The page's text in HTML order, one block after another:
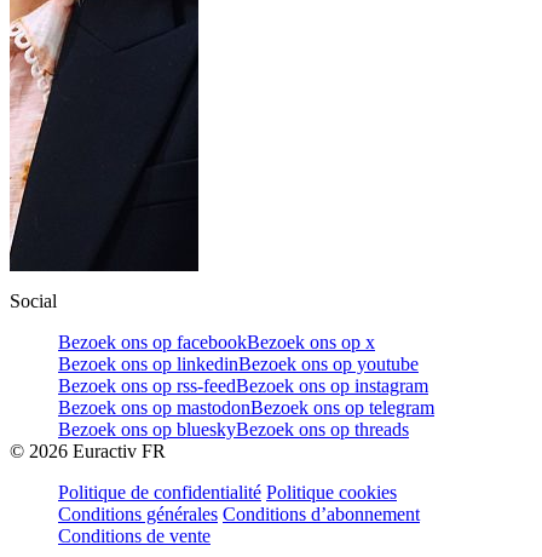
Social
Bezoek ons op facebookBezoek ons op x
Bezoek ons op linkedinBezoek ons op youtube
Bezoek ons op rss-feedBezoek ons op instagram
Bezoek ons op mastodonBezoek ons op telegram
Bezoek ons op blueskyBezoek ons op threads
© 2026 Euractiv FR
Politique de confidentialité Politique cookies
Conditions générales Conditions d’abonnement
Conditions de vente